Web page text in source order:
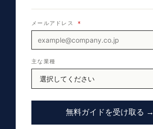
メールアドレス *
主な業種
無料ガイドを受け取る →